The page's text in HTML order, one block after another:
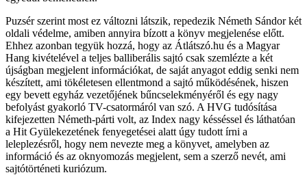
Puzsér szerint most ez változni látszik, repedezik Németh Sándor két
oldali védelme, amiben annyira bízott a könyv megjelenése előtt.
Ehhez azonban tegyük hozzá, hogy az Átlátszó.hu és a Magyar
Hang kivételével a teljes balliberális sajtó csak szemlézte a két
újságban megjelent információkat, de saját anyagot eddig senki nem
készített, ami tökéletesen ellentmond a sajtó működésének, hiszen
egy bevett egyház vezetőjének bűncselekményéről és egy nagy
befolyást gyakorló TV-csatormáról van szó. A HVG tudósítása
kifejezetten Németh-párti volt, az Index nagy késséssel és láthatóan
a Hit Gyülekezetének fenyegetései alatt úgy tudott írni a
leleplezésről, hogy nem nevezte meg a könyvet, amelyben az
információ és az oknyomozás megjelent, sem a szerző nevét, ami
sajtótörténeti kuriózum.